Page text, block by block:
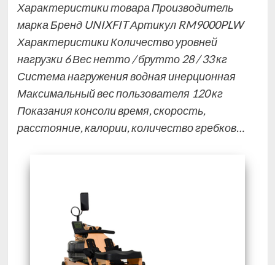
Характеристики товара Производитель
марка Бренд UNIXFIT Артикул RM9000PLW
Характеристики Количество уровней
нагрузки 6 Вес нетто / брутто 28 / 33 кг
Система нагружения водная инерционная
Максимальный вес пользователя 120 кг
Показания консоли время, скорость,
расстояние, калории, количество гребков…